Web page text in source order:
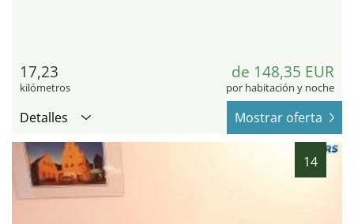
17,23
kilómetros
de 148,35 EUR
por habitación y noche
Detalles Mostrar oferta
14